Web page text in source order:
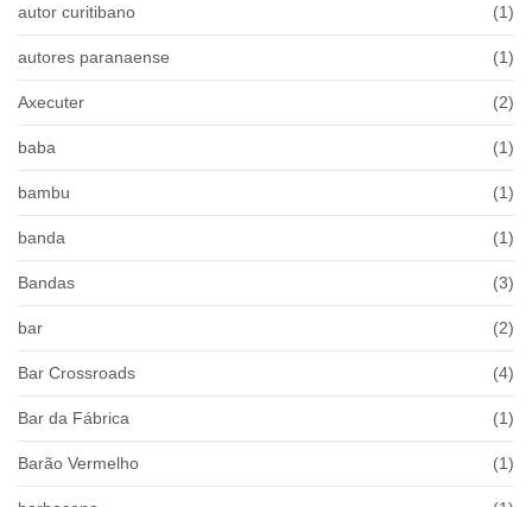
autor curitibano (1)
autores paranaense (1)
Axecuter (2)
baba (1)
bambu (1)
banda (1)
Bandas (3)
bar (2)
Bar Crossroads (4)
Bar da Fábrica (1)
Barão Vermelho (1)